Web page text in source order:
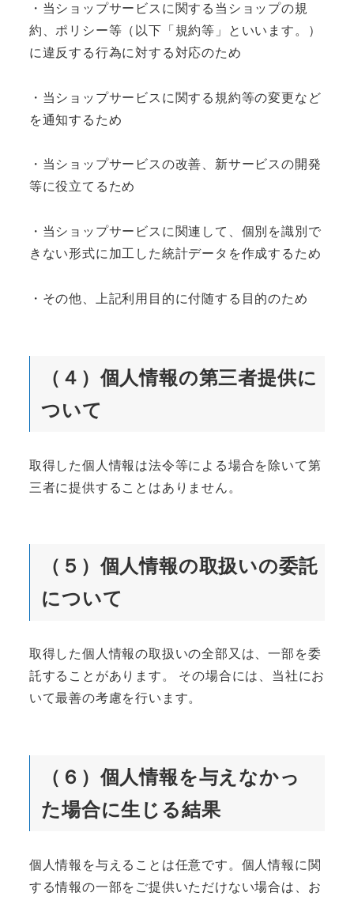
・当ショップサービスに関する当ショップの規
約、ポリシー等（以下「規約等」といいます。）
に違反する行為に対する対応のため
・当ショップサービスに関する規約等の変更など
を通知するため
・当ショップサービスの改善、新サービスの開発
等に役立てるため
・当ショップサービスに関連して、個別を識別で
きない形式に加工した統計データを作成するため
・その他、上記利用目的に付随する目的のため
（４）個人情報の第三者提供に
ついて
取得した個人情報は法令等による場合を除いて第
三者に提供することはありません。
（５）個人情報の取扱いの委託
について
取得した個人情報の取扱いの全部又は、一部を委
託することがあります。 その場合には、当社にお
いて最善の考慮を行います。
（６）個人情報を与えなかっ
た場合に生じる結果
個人情報を与えることは任意です。個人情報に関
する情報の一部をご提供いただけない場合は、お